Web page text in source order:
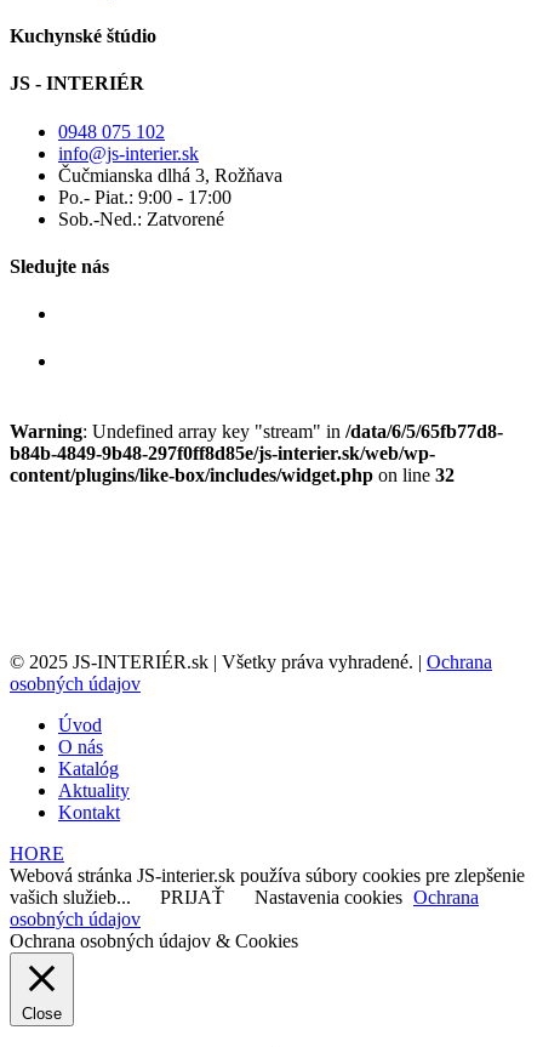
Kuchynské štúdio
JS - INTERIÉR
0948 075 102
info@js-interier.sk
Čučmianska dlhá 3, Rožňava
Po.- Piat.: 9:00 - 17:00
Sob.-Ned.: Zatvorené
Sledujte nás
Warning: Undefined array key "stream" in /data/6/5/65fb77d8-
b84b-4849-9b48-297f0ff8d85e/js-interier.sk/web/wp-
content/plugins/like-box/includes/widget.php on line 32
© 2025 JS-INTERIÉR.sk | Všetky práva vyhradené. | Ochrana
osobných údajov
Úvod
O nás
Katalóg
Aktuality
Kontakt
HORE
Webová stránka JS-interier.sk používa súbory cookies pre zlepšenie
vašich služieb...
PRIJAŤ Nastavenia cookies Ochrana
osobných údajov
Ochrana osobných údajov & Cookies
Close